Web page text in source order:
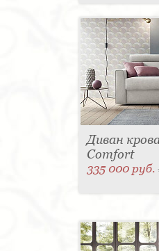
Диван
Comfort
335 000 руб.